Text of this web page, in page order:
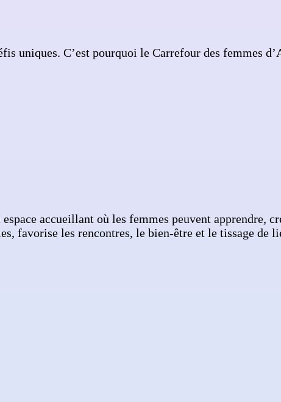
uniques. C’est pourquoi le Carrefour des femmes
accueillant où les femmes peuvent apprendre,
favorise les rencontres, le bien-être et le tissage de